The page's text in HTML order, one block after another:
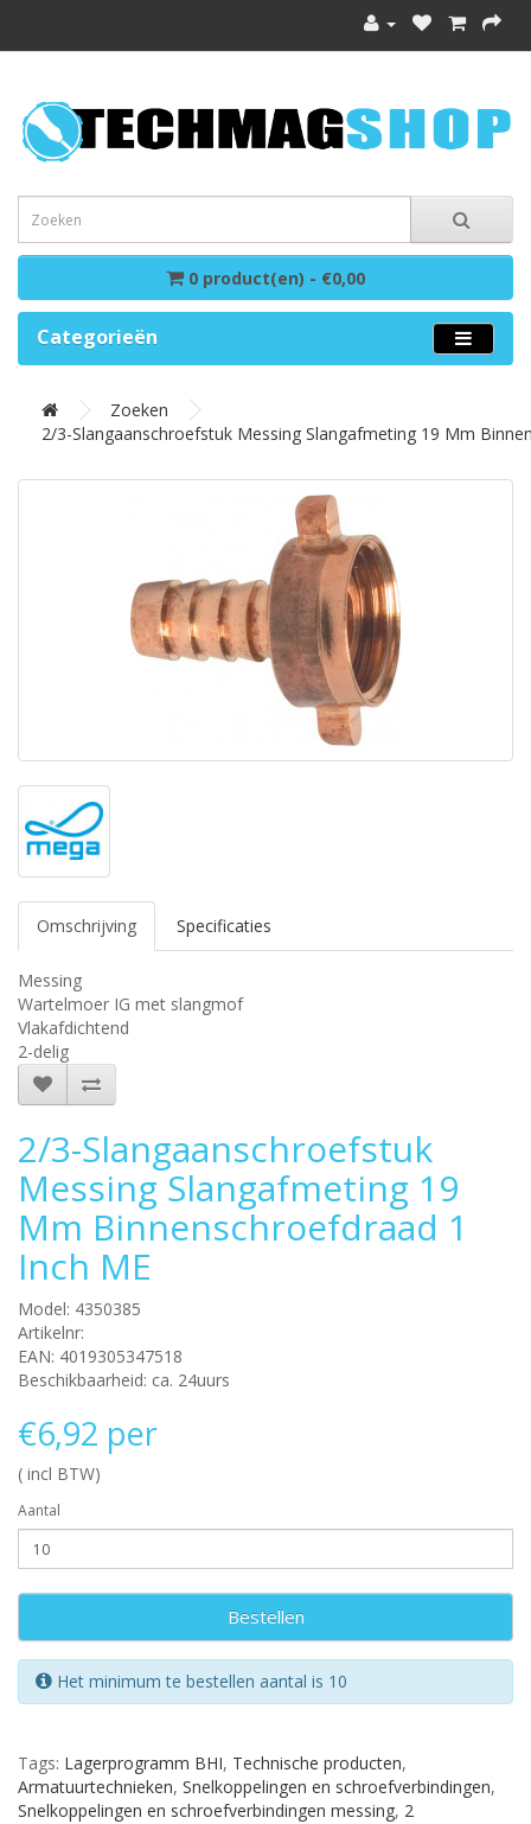
0 product(en) - €0,00
Categorieën
Zoeken
2/3-Slangaanschroefstuk Messing Slangafmeting 19 Mm
Omschrijving Specificaties
Messing
Wartelmoer IG met slangmof
Vlakafdichtend
2-delig
2/3-Slangaanschroefstuk
Messing Slangafmeting 19
Mm Binnenschroefdraad 1
Inch ME
Model: 4350385
Artikelnr:
EAN: 4019305347518
Beschikbaarheid: ca. 24uurs
€6,92 per
( incl BTW)
Aantal
Bestellen
Het minimum te bestellen aantal is 10
Tags: Lagerprogramm BHI, Technische producten,
Armatuurtechnieken, Snelkoppelingen en schroefverbindingen,
Snelkoppelingen en schroefverbindingen messing, 2